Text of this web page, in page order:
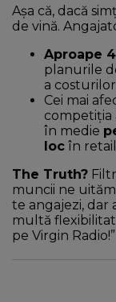
Așa că, dacă
de vină.
Aproape
planurile
a
Cei mai
competiția
în medie
loc în retail
The Truth?
muncii ne
te angajezi, dar
multă
pe Virgin Radio!”